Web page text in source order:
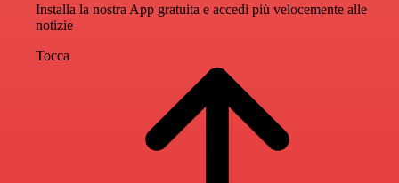
Installa la nostra App gratuita e accedi più velocemente alle
notizie
Tocca